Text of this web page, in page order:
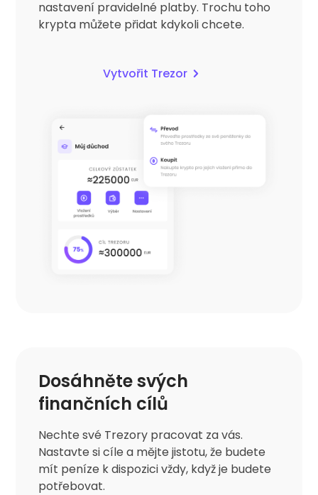
nastavení pravidelné platby. Trochu toho
krypta můžete přidat kdykoli chcete.
Vytvořit Trezor
Dosáhněte svých
finančních cílů
Nechte své Trezory pracovat za vás.
Nastavte si cíle a mějte jistotu, že budete
mít peníze k dispozici vždy, když je budete
potřebovat.